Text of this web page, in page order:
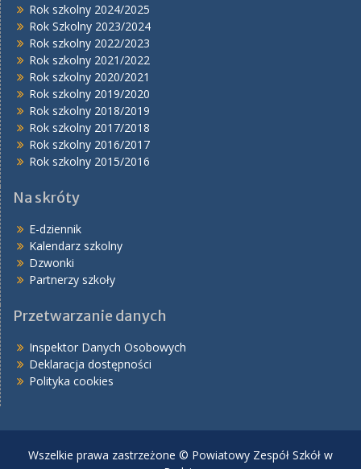
Rok szkolny 2024/2025
Rok Szkolny 2023/2024
Rok szkolny 2022/2023
Rok szkolny 2021/2022
Rok szkolny 2020/2021
Rok szkolny 2019/2020
Rok szkolny 2018/2019
Rok szkolny 2017/2018
Rok szkolny 2016/2017
Rok szkolny 2015/2016
Na skróty
E-dziennik
Kalendarz szkolny
Dzwonki
Partnerzy szkoły
Przetwarzanie danych
Inspektor Danych Osobowych
Deklaracja dostępności
Polityka cookies
Wszelkie prawa zastrzeżone © Powiatowy Zespół Szkół w